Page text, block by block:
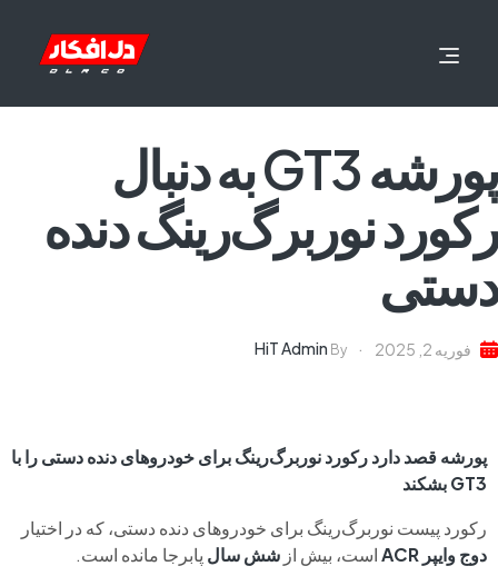
پورشه GT3 به دنبال
رکورد نوربرگ‌رینگ دنده
دستی
فوریه 2, 2025 By
HiT Admin
پورشه قصد دارد رکورد نوربرگ‌رینگ برای خودروهای دنده دستی را با
GT3 بشکند
رکورد پیست نوربرگ‌رینگ برای خودروهای دنده دستی، که در اختیار
دوج وایپر ACR
است، بیش از شش سال پابرجا مانده است.